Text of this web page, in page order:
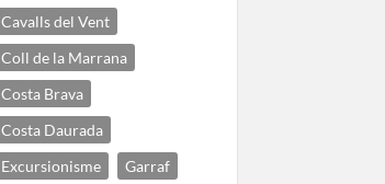
Cavalls del Vent
Coll de la Marrana
Costa Brava
Costa Daurada
Excursionisme
Garraf